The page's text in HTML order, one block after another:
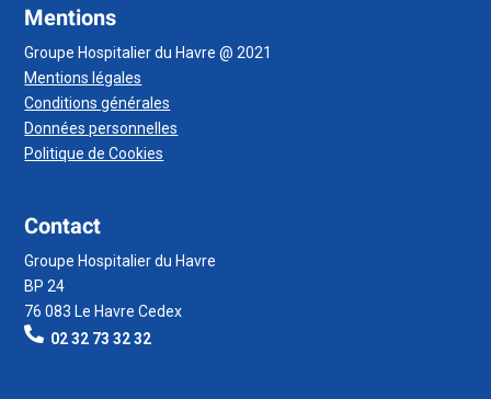
Mentions
Groupe Hospitalier du Havre @ 2021
Mentions légales
Conditions générales
Données personnelles
Politique de Cookies
Contact
Groupe Hospitalier du Havre
BP 24
76 083 Le Havre Cedex
02 32 73 32 32